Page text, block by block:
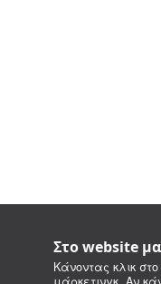
Στο website
Κάνοντας κλικ